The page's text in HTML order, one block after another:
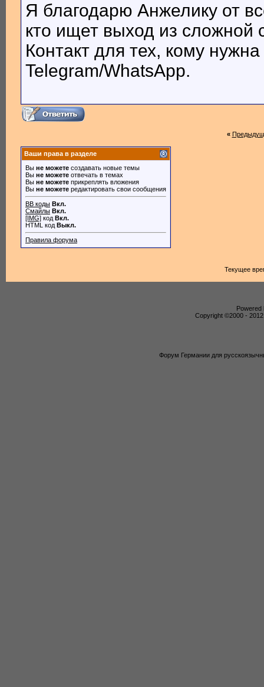
Я благодарю Анжелику от
кто ищет выход из сложной
Контакт для тех, кому
Telegram/WhatsApp.
«
Ваши права в разделе
Вы не можете создавать новые темы
Вы не можете отвечать в темах
Вы не можете прикреплять вложения
Вы не можете редактировать свои сообщения
BB коды Вкл.
Смайлы Вкл.
[IMG] код Вкл.
HTML код Выкл.
Правила форума
Текущее
Powered
Copyright ©2000 -
Форум Германии для